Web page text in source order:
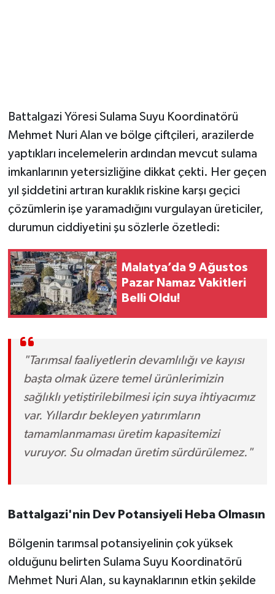
Battalgazi Yöresi Sulama Suyu Koordinatörü
Mehmet Nuri Alan ve bölge çiftçileri, arazilerde
yaptıkları incelemelerin ardından mevcut sulama
imkanlarının yetersizliğine dikkat çekti. Her geçen
yıl şiddetini artıran kuraklık riskine karşı geçici
çözümlerin işe yaramadığını vurgulayan üreticiler,
durumun ciddiyetini şu sözlerle özetledi:
Malatya’da 9 Ağustos
Pazar Namaz Vakitleri
Belli Oldu!
"Tarımsal faaliyetlerin devamlılığı ve kayısı
başta olmak üzere temel ürünlerimizin
sağlıklı yetiştirilebilmesi için suya ihtiyacımız
var. Yıllardır bekleyen yatırımların
tamamlanmaması üretim kapasitemizi
vuruyor. Su olmadan üretim sürdürülemez."
Battalgazi'nin Dev Potansiyeli Heba Olmasın
Bölgenin tarımsal potansiyelinin çok yüksek
olduğunu belirten Sulama Suyu Koordinatörü
Mehmet Nuri Alan, su kaynaklarının etkin şekilde